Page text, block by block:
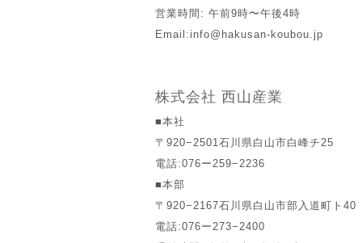
営業時間: 午前9時〜午後4時
Email: info@hakusan-koubou.jp
株式会社 西山産業
■本社
〒920−2501石川県白山市白峰チ25
電話:076ー259−2236
■本部
〒920−2167石川県白山市部入道町ト
電話:076ー273−2400